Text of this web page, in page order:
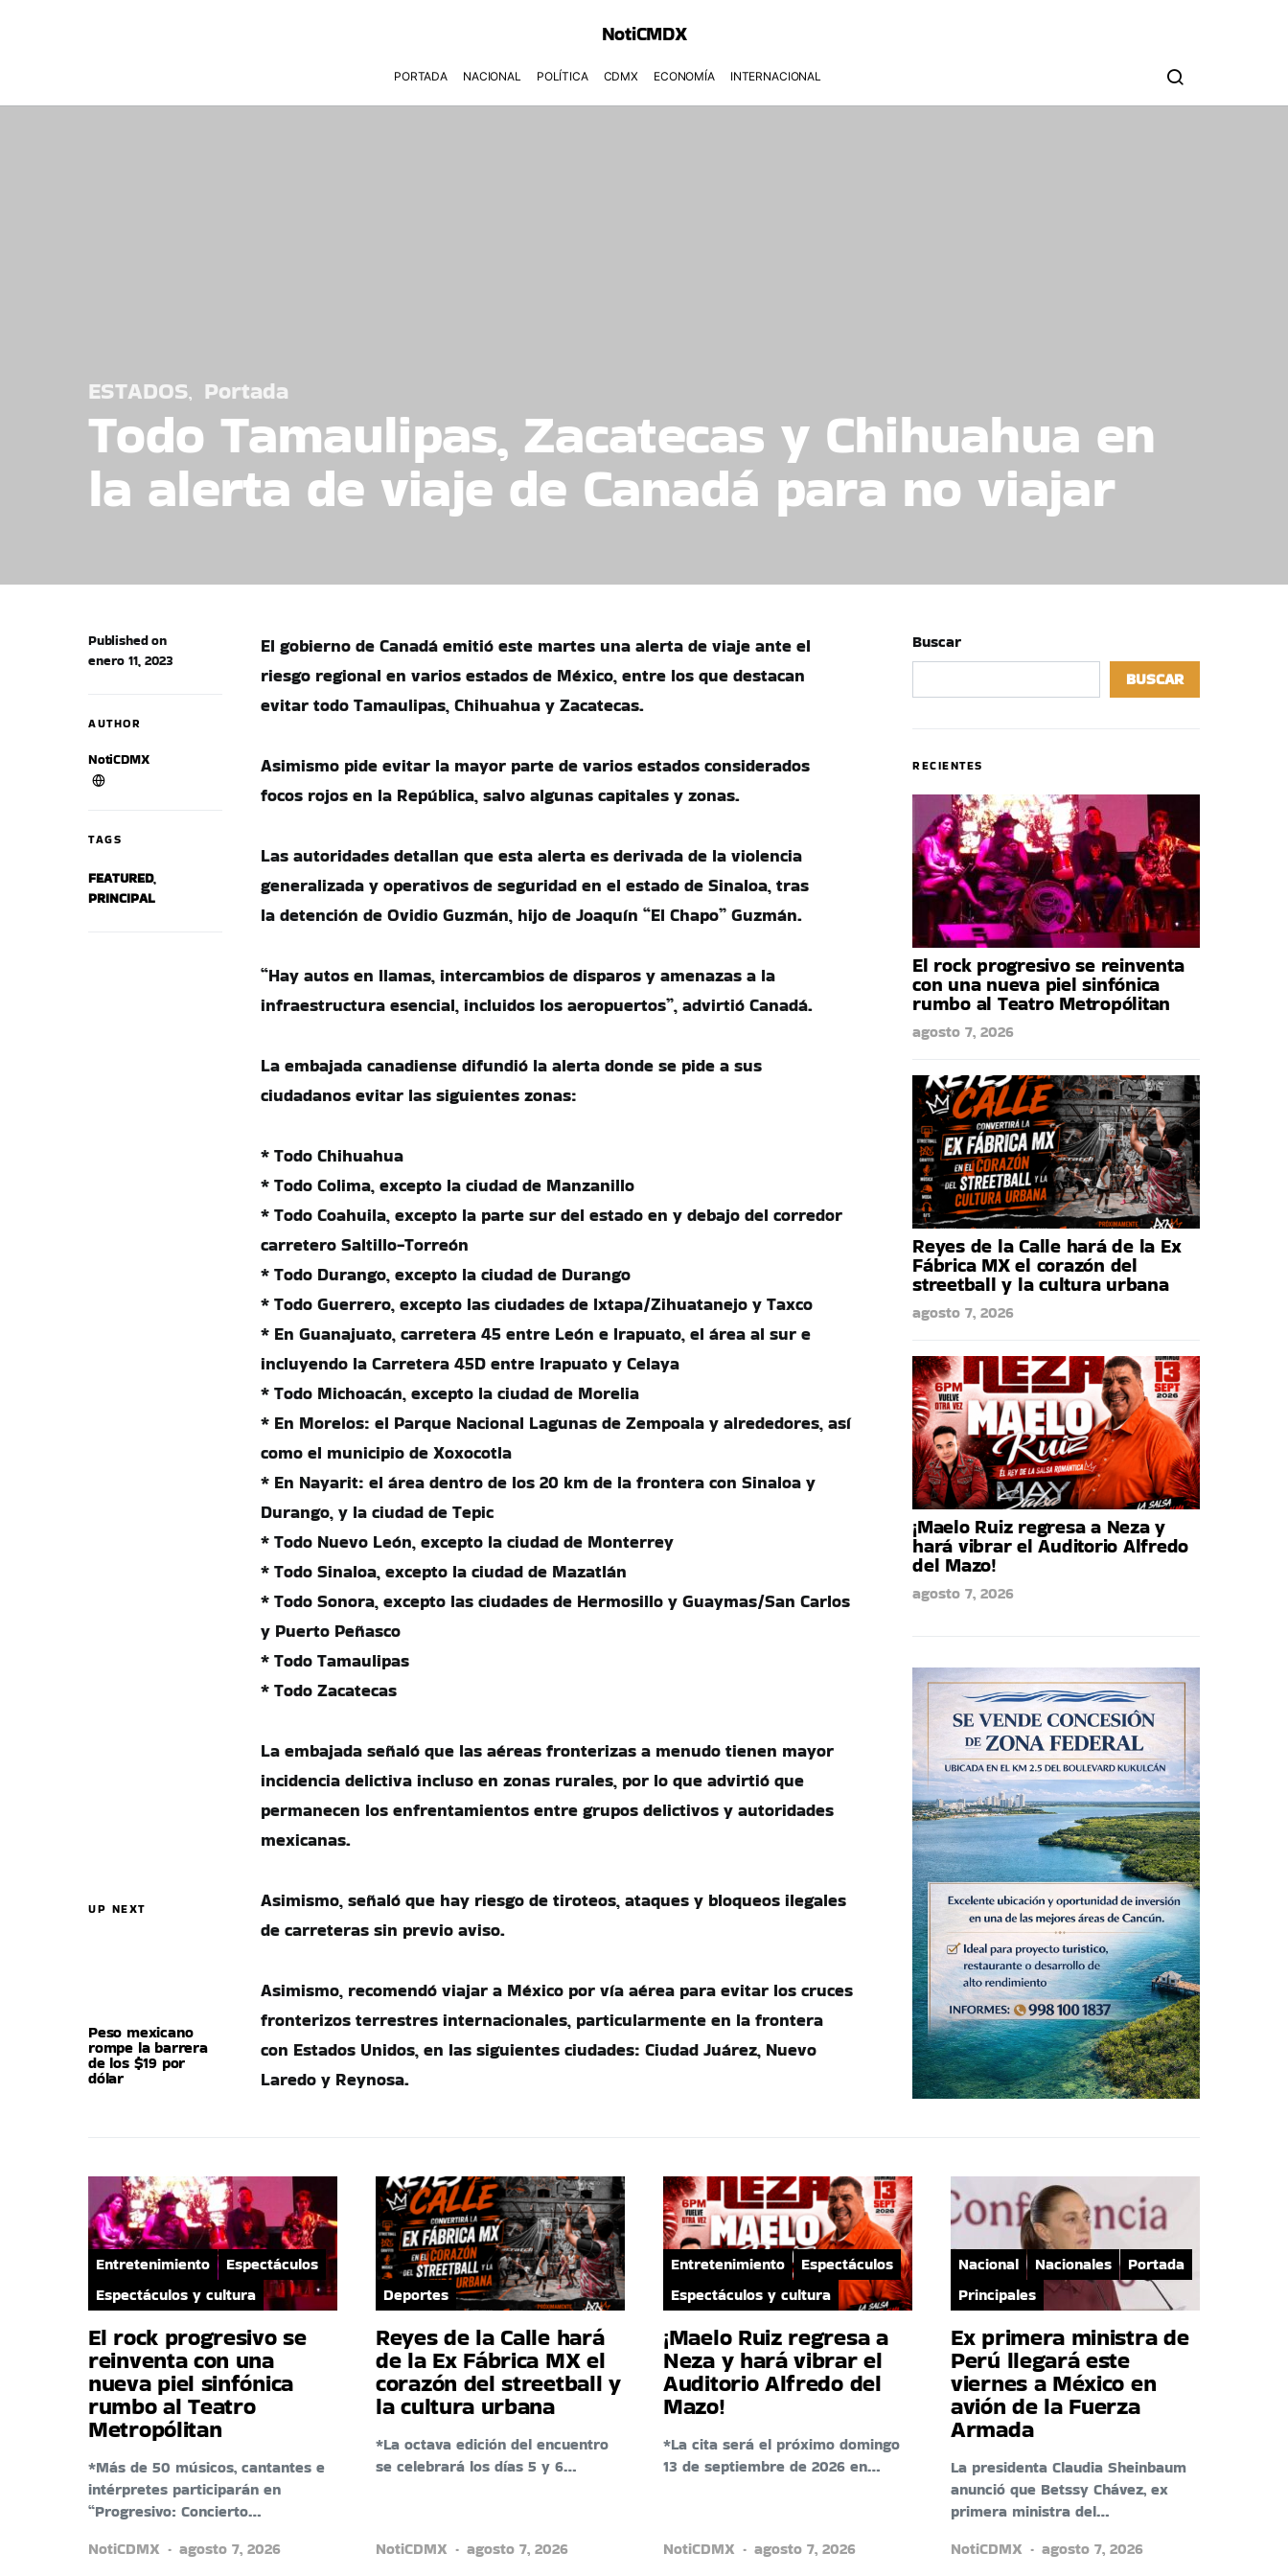
NotiCMDX
PORTADA NACIONAL POLÍTICA CDMX ECONOMÍA INTERNACIONAL
ESTADOS Portada
Todo Tamaulipas, Zacatecas y Chihuahua en
la alerta de viaje de Canadá para no viajar
UP NEXT
Peso mexicano
rompe la barrera
de los $19 por
dólar
Published on
enero 11, 2023
AUTHOR
NotiCDMX
TAGS
FEATURED,
PRINCIPAL
El gobierno de Canadá emitió este martes una alerta de viaje ante el
riesgo regional en varios estados de México, entre los que destacan
evitar todo Tamaulipas, Chihuahua y Zacatecas.
Asimismo pide evitar la mayor parte de varios estados considerados
focos rojos en la República, salvo algunas capitales y zonas.
Las autoridades detallan que esta alerta es derivada de la violencia
generalizada y operativos de seguridad en el estado de Sinaloa, tras
la detención de Ovidio Guzmán, hijo de Joaquín “El Chapo” Guzmán.
“Hay autos en llamas, intercambios de disparos y amenazas a la
infraestructura esencial, incluidos los aeropuertos”, advirtió Canadá.
La embajada canadiense difundió la alerta donde se pide a sus
ciudadanos evitar las siguientes zonas:
* Todo Chihuahua
* Todo Colima, excepto la ciudad de Manzanillo
* Todo Coahuila, excepto la parte sur del estado en y debajo del corredor
carretero Saltillo-Torreón
* Todo Durango, excepto la ciudad de Durango
* Todo Guerrero, excepto las ciudades de Ixtapa/Zihuatanejo y Taxco
* En Guanajuato, carretera 45 entre León e Irapuato, el área al sur e
incluyendo la Carretera 45D entre Irapuato y Celaya
* Todo Michoacán, excepto la ciudad de Morelia
* En Morelos: el Parque Nacional Lagunas de Zempoala y alrededores, así
como el municipio de Xoxocotla
* En Nayarit: el área dentro de los 20 km de la frontera con Sinaloa y
Durango, y la ciudad de Tepic
* Todo Nuevo León, excepto la ciudad de Monterrey
* Todo Sinaloa, excepto la ciudad de Mazatlán
* Todo Sonora, excepto las ciudades de Hermosillo y Guaymas/San Carlos
y Puerto Peñasco
* Todo Tamaulipas
* Todo Zacatecas
La embajada señaló que las aéreas fronterizas a menudo tienen mayor
incidencia delictiva incluso en zonas rurales, por lo que advirtió que
permanecen los enfrentamientos entre grupos delictivos y autoridades
mexicanas.
Asimismo, señaló que hay riesgo de tiroteos, ataques y bloqueos ilegales
de carreteras sin previo aviso.
Asimismo, recomendó viajar a México por vía aérea para evitar los cruces
fronterizos terrestres internacionales, particularmente en la frontera
con Estados Unidos, en las siguientes ciudades: Ciudad Juárez, Nuevo
Laredo y Reynosa.
Buscar
BUSCAR
RECIENTES
El rock progresivo se reinventa
con una nueva piel sinfónica
rumbo al Teatro Metropólitan
agosto 7, 2026
Reyes de la Calle hará de la Ex
Fábrica MX el corazón del
streetball y la cultura urbana
agosto 7, 2026
¡Maelo Ruiz regresa a Neza y
hará vibrar el Auditorio Alfredo
del Mazo!
agosto 7, 2026
Entretenimiento
Espectáculos
Espectáculos y cultura
El rock progresivo se
reinventa con una
nueva piel sinfónica
rumbo al Teatro
Metropólitan
*Más de 50 músicos, cantantes e
intérpretes participarán en
“Progresivo: Concierto…
NotiCDMX
agosto 7, 2026
Deportes
Reyes de la Calle hará
de la Ex Fábrica MX el
corazón del streetball y
la cultura urbana
*La octava edición del encuentro
se celebrará los días 5 y 6…
NotiCDMX agosto 7, 2026
Entretenimiento
Espectáculos
Espectáculos y cultura
¡Maelo Ruiz regresa a
Neza y hará vibrar el
Auditorio Alfredo del
Mazo!
*La cita será el próximo domingo
13 de septiembre de 2026 en…
NotiCDMX agosto 7, 2026
Nacional Nacionales
Portada
Principales
Ex primera ministra de
Perú llegará este
viernes a México en
avión de la Fuerza
Armada
La presidenta Claudia Sheinbaum
anunció que Betssy Chávez, ex
primera ministra del…
NotiCDMX
agosto 7, 2026